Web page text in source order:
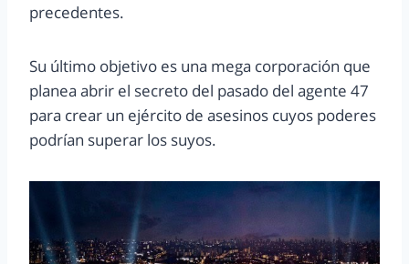
precedentes.
Su último objetivo es una mega corporación que
planea abrir el secreto del pasado del agente 47
para crear un ejército de asesinos cuyos poderes
podrían superar los suyos.